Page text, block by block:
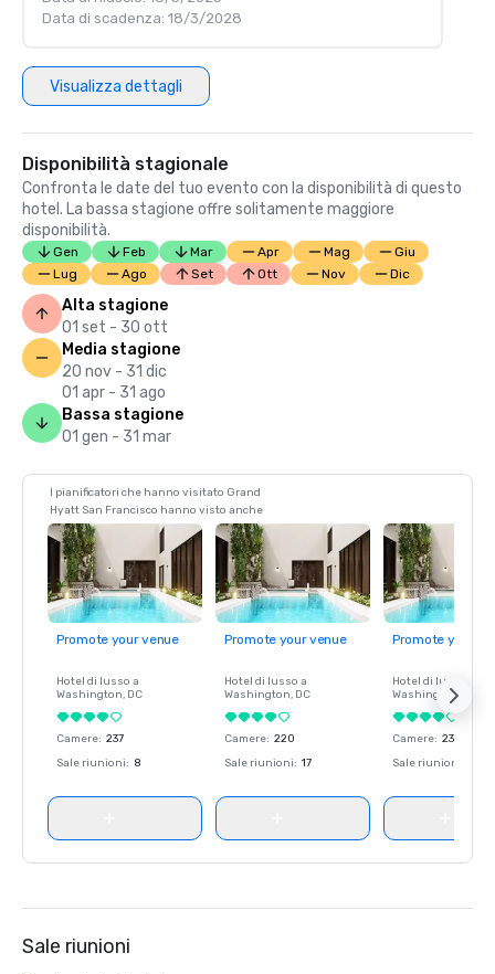
Data di scadenza: 18/3/2028
Visualizza dettagli
Disponibilità stagionale
Confronta le date del tuo evento con la disponibilità di questo
hotel. La bassa stagione offre solitamente maggiore
disponibilità.
Gen Feb Mar Apr Mag
Giu
Lug
Ago Set Ott Nov Dic
Alta stagione
01 set - 30 ott
Media stagione
20 nov - 31 dic
01 apr - 31 ago
Bassa stagione
01 gen - 31 mar
I pianificatori che hanno visitato Grand
Hyatt San Francisco hanno visto anche
Promote your venue
Hotel di lusso a
Washington, DC
Camere: 237
Sale riunioni: 8
Promote your venue
Hotel di lusso a
Washington, DC
Camere: 220
Sale riunioni: 17
Promote your
Hotel di lusso a
Washington
Camere: 237
Sale riunioni
Sale riunioni